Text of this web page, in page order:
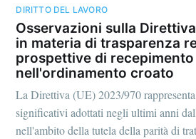
DIRITTO DEL LAVORO
Osservazioni sulla
in materia di trasparenza
prospettive di recepimento
nell'ordinamento croato
La Direttiva (UE) 2023/970
significativi adottati negli ultimi anni
nell'ambito della tutela della parità di